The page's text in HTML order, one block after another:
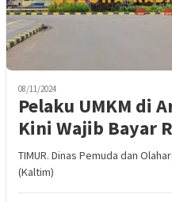
08/11/2024
Pelaku UMKM di
Kini Wajib Bayar
TIMUR. Dinas Pemuda dan
(Kaltim)